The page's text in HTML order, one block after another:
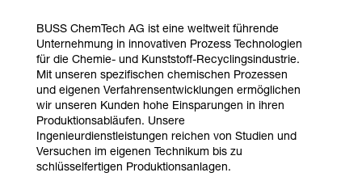
BUSS ChemTech AG ist eine weltweit führende
Unternehmung in innovativen Prozess Technologien
für die Chemie- und Kunststoff-Recyclingsindustrie.
Mit unseren spezifischen chemischen Prozessen
und eigenen Verfahrensentwicklungen ermöglichen
wir unseren Kunden hohe Einsparungen in ihren
Produktionsabläufen. Unsere
Ingenieurdienstleistungen reichen von Studien und
Versuchen im eigenen Technikum bis zu
schlüsselfertigen Produktionsanlagen.